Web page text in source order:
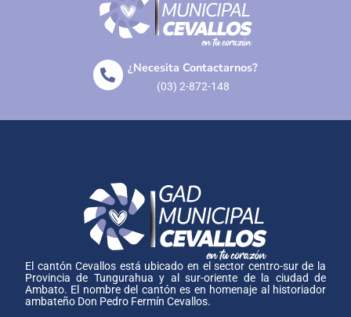
¿Necesita Contactarnos?
(03) 2-872-148
El cantón Cevallos está ubicado en el sector centro-sur de la
Provincia de Tungurahua y al sur-oriente de la ciudad de
Ambato. El nombre del cantón es en homenaje al historiador
ambateño Don Pedro Fermín Cevallos.